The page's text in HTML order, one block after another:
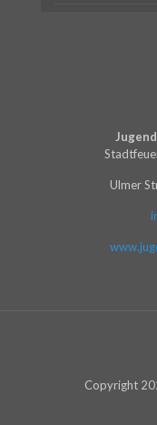
Ulmer
Copyright